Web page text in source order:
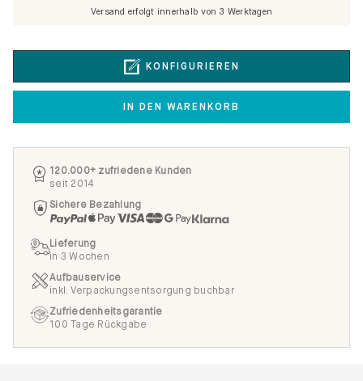
KONFIGURIEREN
IN DEN WARENKORB
Versand erfolgt innerhalb von 3 Werktagen
120.000+ zufriedene Kunden
seit 2014
Sichere Bezahlung
Lieferung
in 3 Wochen
Aufbauservice
inkl. Verpackungsentsorgung buchbar
Zufriedenheitsgarantie
100 Tage Rückgabe